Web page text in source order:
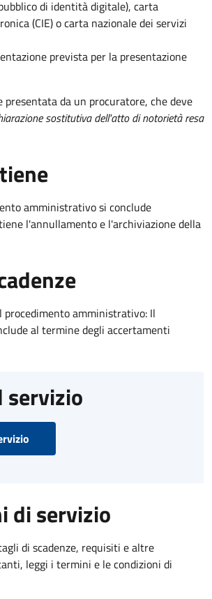
di identità digitale), carta
(CIE) o carta nazionale dei servizi
prevista per la presentazione
presentata da un procuratore, che deve
sostitutiva dell'atto di notorietà resa
amministrativo si conclude
l'annullamento e l'archiviazione della
procedimento amministrativo: Il
al termine degli accertamenti
servizio
di servizio
di scadenze, requisiti e altre
leggi i termini e le condizioni di